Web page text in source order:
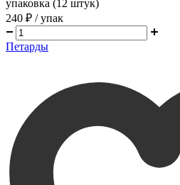
упаковка (12 штук)
240 ₽ / упак
Петарды